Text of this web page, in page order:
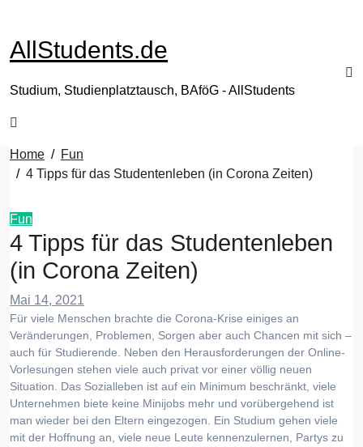
springen
AllStudents.de
Studium, Studienplatztausch, BAföG - AllStudents
Home
Fun
4 Tipps für das Studentenleben (in Corona Zeiten)
Fun
4 Tipps für das Studentenleben
(in Corona Zeiten)
Mai 14, 2021
Für viele Menschen brachte die Corona-Krise einiges an
Veränderungen, Problemen, Sorgen aber auch Chancen mit sich –
auch für Studierende. Neben den Herausforderungen der Online-
Vorlesungen stehen viele auch privat vor einer völlig neuen
Situation. Das Sozialleben ist auf ein Minimum beschränkt, viele
Unternehmen biete keine Minijobs mehr und vorübergehend ist
man wieder bei den Eltern eingezogen. Ein Studium gehen viele
mit der Hoffnung an, viele neue Leute kennenzulernen, Partys zu